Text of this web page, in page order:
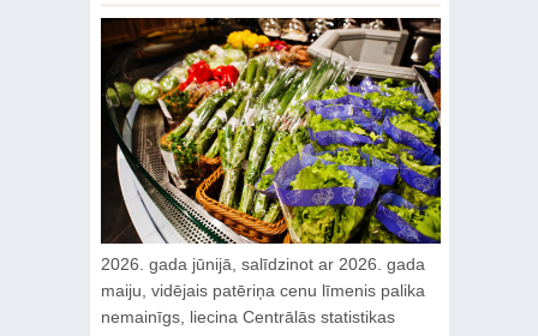
2026. gada jūnijā, salīdzinot ar 2026. gada
maiju, vidējais patēriņa cenu līmenis palika
nemainīgs, liecina Centrālās statistikas